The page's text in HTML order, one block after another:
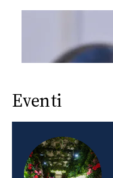
Eventi